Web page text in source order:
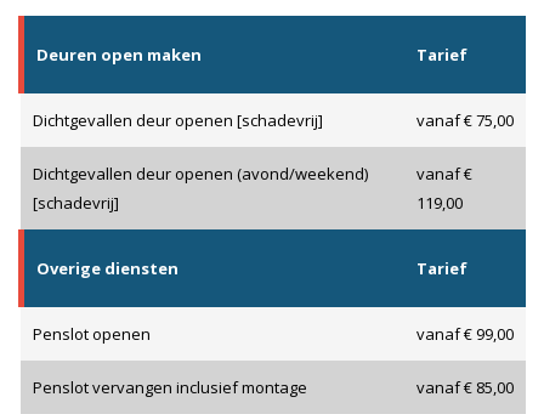
Deuren open maken Tarief
Dichtgevallen deur openen [schadevrij] vanaf € 75,00
Dichtgevallen deur openen (avond/weekend)
[schadevrij]
vanaf €
119,00
Overige diensten Tarief
Penslot openen vanaf € 99,00
Penslot vervangen inclusief montage vanaf € 85,00